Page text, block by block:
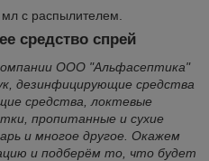
с распылителем.
средство спрей
ООО "Альфасептика"
дезинфицирующие средства
средства, локтевые
пропитанные и сухие
и многое другое. Окажем
и подберём то, что будет